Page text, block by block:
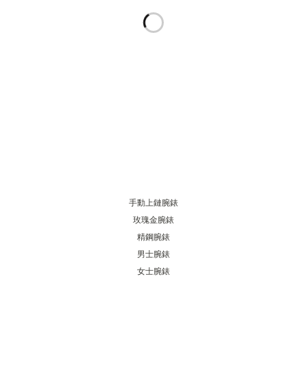
手動上鏈腕錶
玫瑰金腕錶
精鋼腕錶
男士腕錶
女士腕錶